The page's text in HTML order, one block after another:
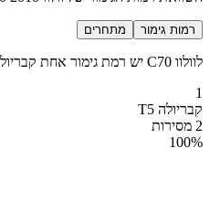
רמות גימור מתחרים
לוולוו C70 יש רמת גימור אחת קבריולה T5 עם 2 מכירות בשנת 2010
1
קבריולה T5
2 מסירות
100%